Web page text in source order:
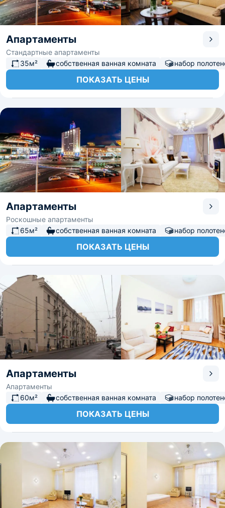
Апартаменты
Стандартные апартаменты
35м²
собственная ванная комната набор
ПОКАЗАТЬ ЦЕНЫ
Апартаменты
Роскошные апартаменты
65м²
собственная ванная комната набор
ПОКАЗАТЬ ЦЕНЫ
Апартаменты
Апартаменты
60м²
собственная ванная комната набор
ПОКАЗАТЬ ЦЕНЫ